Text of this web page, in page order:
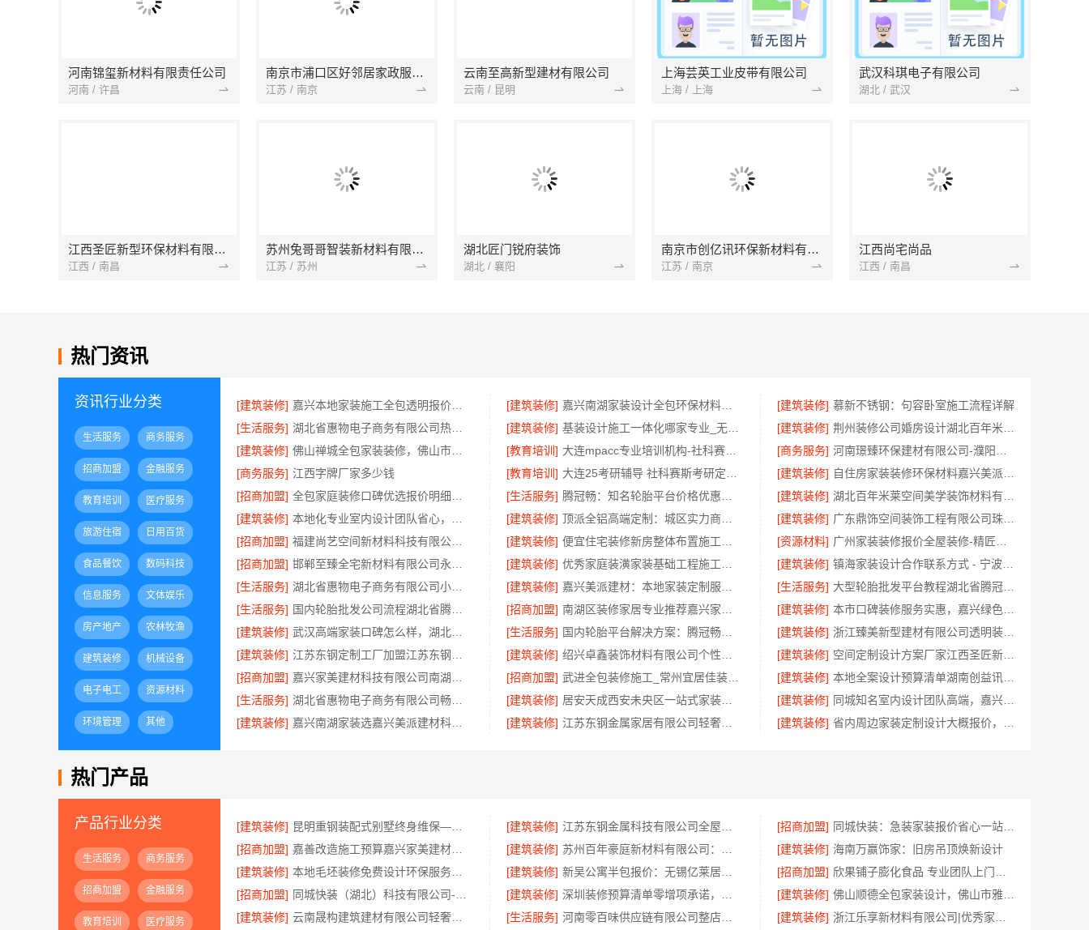
河南锦玺新材料有限责任公司
河南 / 许昌
南京市浦口区好邻居家政服务中心
江苏 / 南京
云南至高新型建材有限公司
云南 / 昆明
上海芸英工业皮带有限公司
上海 / 上海
武汉科琪电子有限公司
湖北 / 武汉
江西圣匠新型环保材料有限公司
江西 / 南昌
苏州兔哥哥智装新材料有限公司
江苏 / 苏州
湖北匠门锐府装饰
湖北 / 襄阳
南京市创亿讯环保新材料有限公司
江苏 / 南京
江西尚宅尚品
江西 / 南昌
热门资讯
资讯行业分类
生活服务 商务服务
招商加盟 金融服务
教育培训 医疗服务
旅游住宿 日用百货
食品餐饮 数码科技
信息服务 文体娱乐
房产地产 农林牧渔
建筑装修 机械设备
电子电工 资源材料
环境管理 其他
[建筑装修] [建筑装修] [建筑装修] 慕新不锈钢：句容卧室施工流程详解
[生活服务]
[建筑装修] [建筑装修]
荆州装修公司婚房设计湖北百年米莱空间美学装饰材料有限公司
[建筑装修]
[教育培训] [商务服务]
[商务服务] 江西字牌厂家多少钱 [教育培训] [建筑装修]
[招商加盟]
[生活服务] [建筑装修]
[建筑装修]
[建筑装修] [建筑装修]
广东鼎饰空间装饰工程有限公司珠三角正规装饰透明化施工
[招商加盟]
[建筑装修] [资源材料]
[招商加盟]
[建筑装修] [建筑装修]
镇海家装设计合作联系方式 - 宁波雅美和居建材科技有限公司预约咨询
[生活服务]
[建筑装修] [生活服务]
大型轮胎批发平台教程湖北省腾冠畅实业贸易有限公司采购指南
[生活服务]
[招商加盟] [建筑装修]
[建筑装修]
[生活服务] [建筑装修]
浙江臻美新型建材有限公司透明装修设计施工精装
[建筑装修]
[建筑装修] [建筑装修]
空间定制设计方案厂家江西圣匠新型环保材料有限公司
[招商加盟]
[招商加盟] [建筑装修]
[生活服务]
[建筑装修] [建筑装修]
同城知名室内设计团队高端，嘉兴绿色之家建材科技有限公司
[建筑装修]
[建筑装修] [建筑装修]
热门产品
产品行业分类
生活服务 商务服务
招商加盟 金融服务
教育培训 医疗服务
[建筑装修] [建筑装修] [招商加盟]
同城快装：急装家装报价省心一站式搞定
[招商加盟]
[建筑装修] [建筑装修] 海南万赢饰家：旧房吊顶焕新设计
[建筑装修]
[建筑装修] [招商加盟]
[招商加盟]
[建筑装修] [建筑装修]
佛山顺德全包家装设计，佛山市雅居美家建筑装饰工程有限公司值得信赖
[建筑装修]
[生活服务] [建筑装修]